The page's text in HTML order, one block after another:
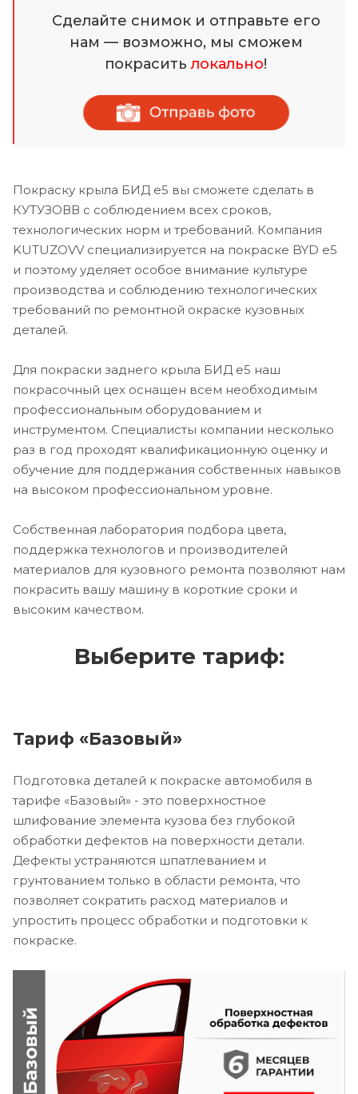
Сделайте снимок и отправьте его
нам — возможно, мы сможем
покраситьлокально!
Покраску крыла БИД е5 вы сможете сделать в
КУТУЗОВВ с соблюдением всех сроков,
технологических норм и требований. Компания
KUTUZOVV специализируется на покраске BYD e5
и поэтому уделяет особое внимание культуре
производства и соблюдению технологических
требований по ремонтной окраске кузовных
деталей.
Для покраски заднего крыла БИД е5 наш
покрасочный цех оснащен всем необходимым
профессиональным оборудованием и
инструментом. Специалисты компании несколько
раз в год проходят квалификационную оценку и
обучение для поддержания собственных навыков
на высоком профессиональном уровне.
Собственная лаборатория подбора цвета,
поддержка технологов и производителей
материалов для кузовного ремонта позволяют нам
покрасить вашу машину в короткие сроки и
высоким качеством.
Выберите тариф:
Тариф «Базовый»
Подготовка деталей к покраске автомобиля в
тарифе «Базовый» - это поверхностное
шлифование элемента кузова без глубокой
обработки дефектов на поверхности детали.
Дефекты устраняются шпатлеванием и
грунтованием только в области ремонта, что
позволяет сократить расход материалов и
упростить процесс обработки и подготовки к
покраске.